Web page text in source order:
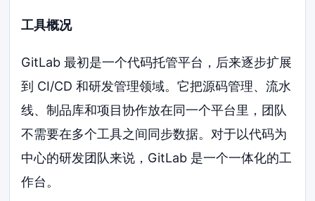
工具概况
GitLab 最初是一个代码托管平台，后来逐步扩展
到 CI/CD 和研发管理领域。它把源码管理、流水
线、制品库和项目协作放在同一个平台里，团队
不需要在多个工具之间同步数据。对于以代码为
中心的研发团队来说，GitLab 是一个一体化的工
作台。